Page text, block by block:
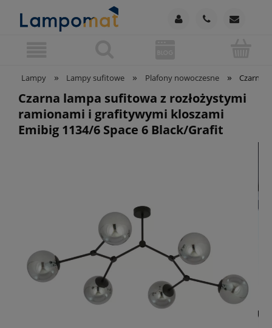
Lampy » Lampy sufitowe » Plafony nowoczesne » Czarna
Czarna lampa sufitowa z rozłożystymi
ramionami i grafitywymi kloszami
Emibig 1134/6 Space 6 Black/Grafit